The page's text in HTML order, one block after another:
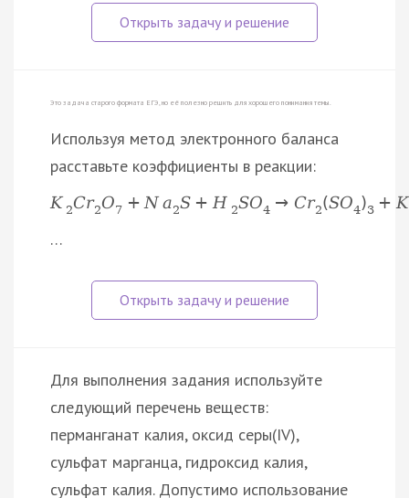
Это задача старого формата ЕГЭ, но её полезно решить для хорошего понимания темы.
Используя метод электронного баланса
расставьте коэффициенты в реакции:
K 2Cr2O7 + Na2S + H 2SO4 → Cr2(SO4)3 + K
…
Для выполнения задания используйте
следующий перечень веществ:
перманганат калия, оксид серы(IV),
сульфат марганца, гидроксид калия,
сульфат калия. Допустимо использование